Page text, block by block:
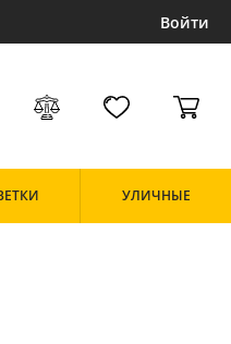
Войти
УЛИЧНЫЕ